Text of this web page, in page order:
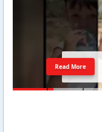
Read More